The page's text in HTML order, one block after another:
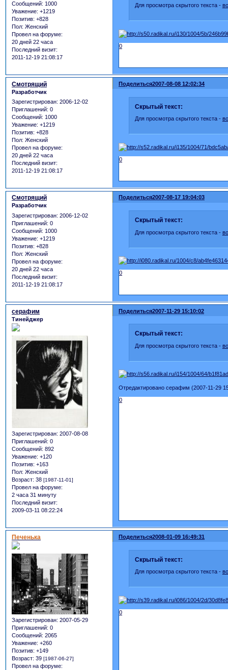
Сообщений: 1000
Уважение: +1219
Позитив: +828
Пол: Женский
Провел на форуме:
20 дней 22 часа
Последний визит:
2011-12-19 21:08:17
Для просмотра скрытого текста -
0
Поделиться2007-08-08 12:02:34
Смотрящий
Разработчик
Зарегистрирован: 2006-12-02
Приглашений: 0
Сообщений: 1000
Уважение: +1219
Позитив: +828
Пол: Женский
Провел на форуме:
20 дней 22 часа
Последний визит:
2011-12-19 21:08:17
Скрытый текст:
Для просмотра скрытого текста -
0
Поделиться2007-08-17 19:04:03
Смотрящий
Разработчик
Зарегистрирован: 2006-12-02
Приглашений: 0
Сообщений: 1000
Уважение: +1219
Позитив: +828
Пол: Женский
Провел на форуме:
20 дней 22 часа
Последний визит:
2011-12-19 21:08:17
Скрытый текст:
Для просмотра скрытого текста -
0
Поделиться2007-11-29 15:10:02
серафим
Тинейджер
Зарегистрирован: 2007-08-08
Приглашений: 0
Сообщений: 892
Уважение: +120
Позитив: +163
Пол: Женский
Возраст: 38 [1987-11-01]
Провел на форуме:
2 часа 31 минуту
Последний визит:
2009-03-11 08:22:24
Скрытый текст:
Для просмотра скрытого текста -
Отредактировано серафим (2007-11-29
0
Поделиться2008-01-09 16:49:31
Печенька
Зарегистрирован: 2007-05-29
Приглашений: 0
Сообщений: 2065
Уважение: +260
Позитив: +149
Возраст: 39 [1987-06-27]
Провел на форуме:
Скрытый текст:
Для просмотра скрытого текста -
0